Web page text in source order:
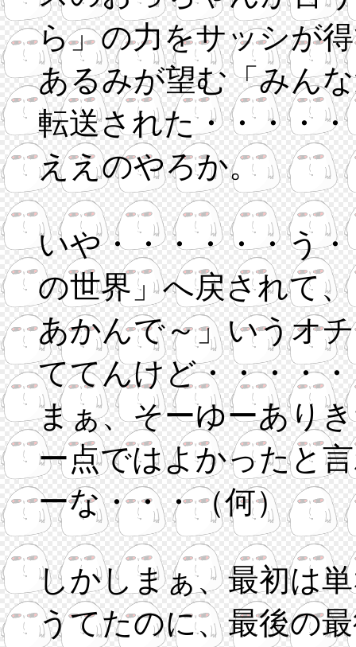
ら」の力をサッシが
あるみが望む「みん
転送された・・・・
ええのやろか。
いや・・・・・・う
の世界」へ戻されて
あかんで～」いうオ
ててんけど・・・・・
まぁ、そーゆーあり
ー点ではよかったと
ーな・・・（何）
しかしまぁ、最初は
うてたのに、最後の